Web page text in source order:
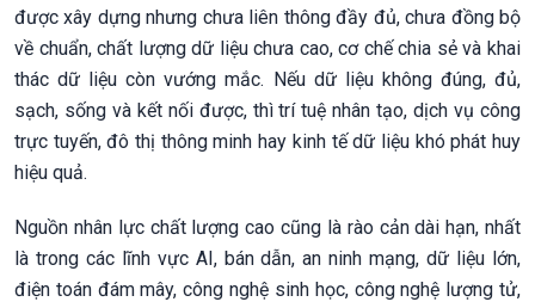
được xây dựng nhưng chưa liên thông đầy đủ, chưa đồng bộ
về chuẩn, chất lượng dữ liệu chưa cao, cơ chế chia sẻ và khai
thác dữ liệu còn vướng mắc. Nếu dữ liệu không đúng, đủ,
sạch, sống và kết nối được, thì trí tuệ nhân tạo, dịch vụ công
trực tuyến, đô thị thông minh hay kinh tế dữ liệu khó phát huy
hiệu quả.
Nguồn nhân lực chất lượng cao cũng là rào cản dài hạn, nhất
là trong các lĩnh vực AI, bán dẫn, an ninh mạng, dữ liệu lớn,
điện toán đám mây, công nghệ sinh học, công nghệ lượng tử,